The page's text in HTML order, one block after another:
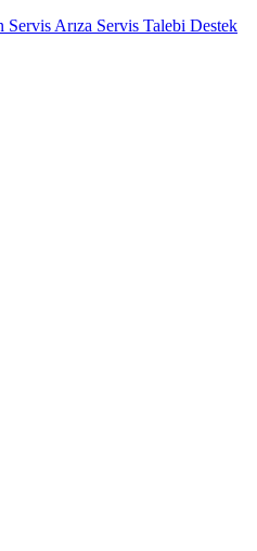
Servis Arıza Servis Talebi Destek